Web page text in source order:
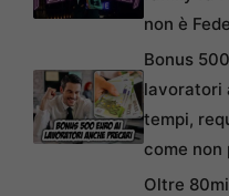
non è
Bonus
lavoratori
tempi,
come non
Oltre